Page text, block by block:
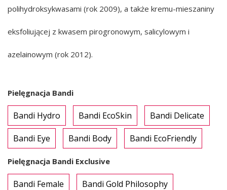
polihydroksykwasami (rok 2009), a także kremu-mieszaniny
eksfoliującej z kwasem pirogronowym, salicylowym i
azelainowym (rok 2012).
Pielęgnacja Bandi
Bandi Hydro Bandi EcoSkin Bandi Delicate
Bandi Eye Bandi Body Bandi EcoFriendly
Pielęgnacja Bandi Exclusive
Bandi Female Bandi Gold Philosophy